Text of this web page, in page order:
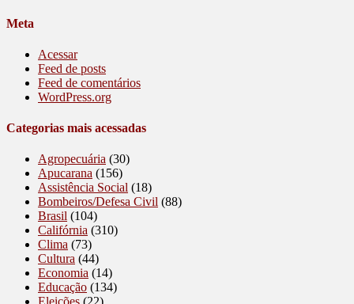
Meta
Acessar
Feed de posts
Feed de comentários
WordPress.org
Categorias mais acessadas
Agropecuária (30)
Apucarana (156)
Assistência Social (18)
Bombeiros/Defesa Civil (88)
Brasil (104)
Califórnia (310)
Clima (73)
Cultura (44)
Economia (14)
Educação (134)